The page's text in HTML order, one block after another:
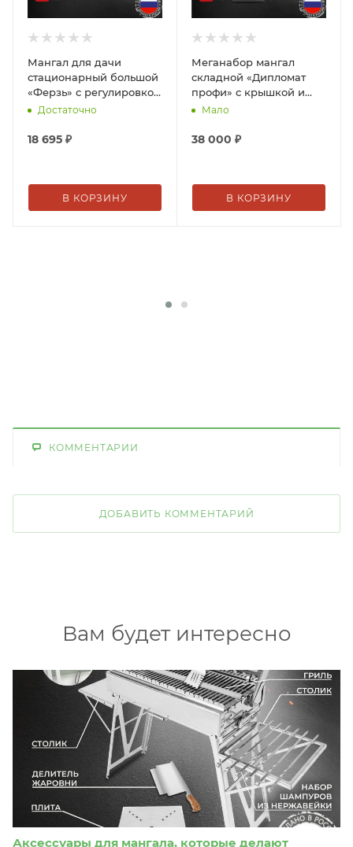
Мангал для дачи
стационарный большой
«Ферзь» с регулировкой
высоты и жара
Достаточно
18 695 ₽
В КОРЗИНУ
Меганабор мангал
складной «Дипломат
профи» с крышкой и
аксессуарами
Мало
38 000 ₽
В КОРЗИНУ
КОММЕНТАРИИ
ДОБАВИТЬ КОММЕНТАРИЙ
Вам будет интересно
Аксессуары для мангала, которые делают